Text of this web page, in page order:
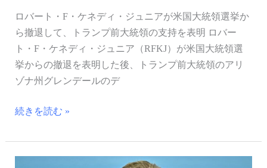
ロバート・F・ケネディ・ジュニアが米国大統領選挙か
ら撤退して、トランプ前大統領の支持を表明 ロバー
ト・F・ケネディ・ジュニア（RFKJ）が米国大統領選
挙からの撤退を表明した後、トランプ前大統領のアリ
ゾナ州グレンデールのデ
選
挙
か
ら
退
て、
ト
続きを読む »